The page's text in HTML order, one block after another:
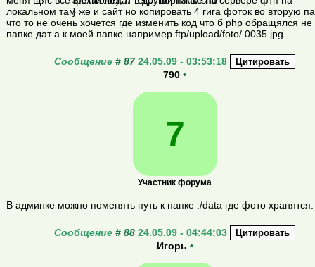
}
локальном там же и сайт но копировать 4 гига фоток во вторую
что то не очень хочется где изменить код что б php обращялся не
папке дат а к моей папке например ftp/upload/foto/ 0035.jpg
Сообщение # 87 24.05.09 - 03:53:18
790 •
7
Участник форума
В админке можно поменять путь к папке ./data где фото хранятся.
Сообщение # 88 24.05.09 - 04:44:03
Игорь •